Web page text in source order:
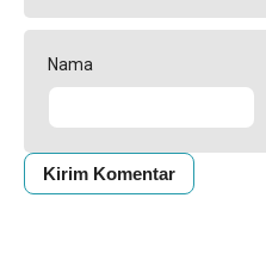
Nama